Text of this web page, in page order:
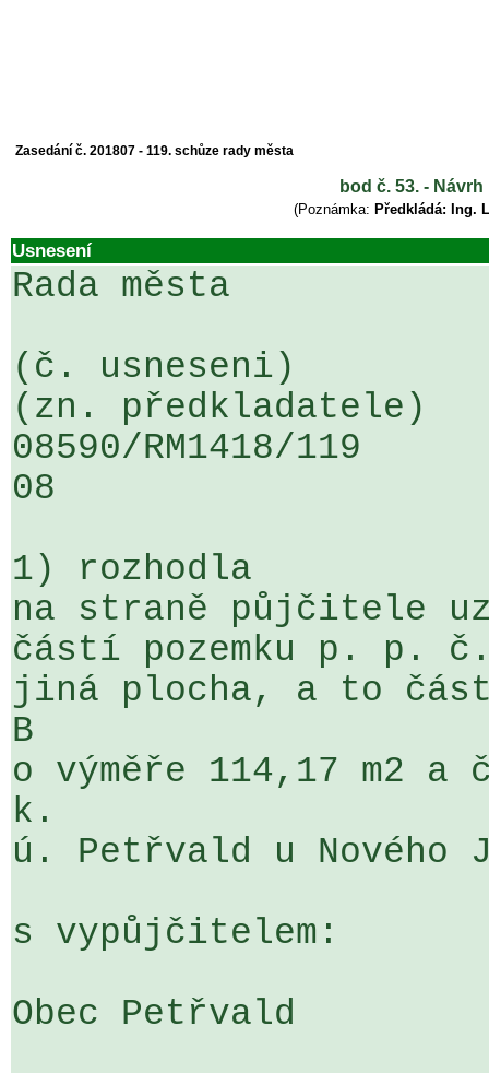
Zasedání č. 201807 - 119. schůze rady města
bod č. 53. -
(Poznámka: Předkládá: Ing.
Usnesení
Rada města
(č. usneseni)
(zn. předkladatele)
08590/RM1418/
08
1) rozhodla
na straně půjčitele
částí pozemku p. p.
jiná plocha, a to
B
o výměře 114,17 m2 a
k.
ú. Petřvald u Nového
s vypůjčitelem:
Obec Petřvald